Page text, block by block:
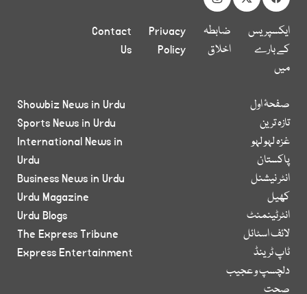
ایکسپریس
کے بارے
میں
ضابطہ
اخلاق
Privacy
Policy
Contact
Us
صفحۂ اول
تازہ ترین
غزہ لہو لہو
پاکستان
انٹر نیشنل
کھیل
انٹرٹینمنٹ
لائف اسٹائل
ٹاپ ٹرینڈ
دلچسپ و عجیب
صحت
Showbiz News in Urdu
Sports News in Urdu
International News in
Urdu
Business News in Urdu
Urdu Magazine
Urdu Blogs
The Express Tribune
Express Entertainment